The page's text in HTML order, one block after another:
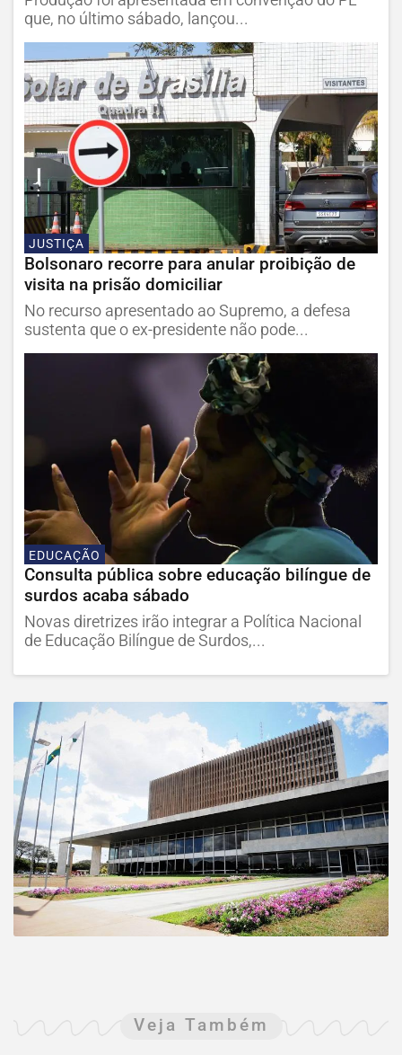
que, no último sábado, lançou...
JUSTIÇA
Bolsonaro recorre para anular proibição de
visita na prisão domiciliar
No recurso apresentado ao Supremo, a defesa
sustenta que o ex-presidente não pode...
EDUCAÇÃO
Consulta pública sobre educação bilíngue de
surdos acaba sábado
Novas diretrizes irão integrar a Política Nacional
de Educação Bilíngue de Surdos,...
Veja Também